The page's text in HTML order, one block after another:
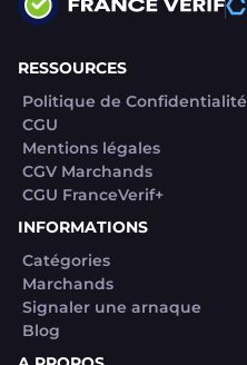
RESSOURCES
Politique de Confidentialité
CGU
Mentions légales
CGV Marchands
CGU FranceVerif+
INFORMATIONS
Catégories
Marchands
Signaler une arnaque
Blog